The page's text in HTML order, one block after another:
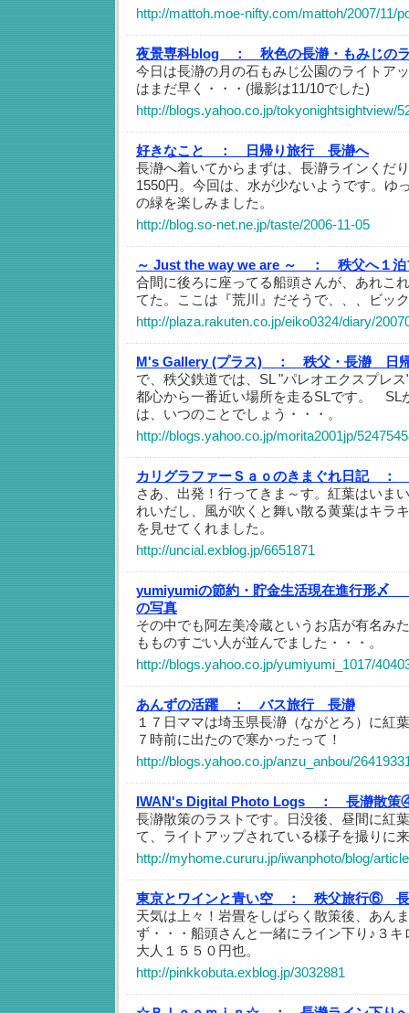
http://mattoh.moe-nifty.com/mattoh/2007/11/
夜景専科blog ：
秋色の長瀞・もみじの
今日は長瀞の月の石もみじ公園のライトア
はまだ早く・・・(撮影は11/10でした)
http://blogs.yahoo.co.jp/tokyonightsightview/
好きなこと ：
日帰り旅行 長瀞へ
長瀞へ着いてからまずは、長瀞ラインくだ
1550円。今回は、水が少ないようです。ゆ
の緑を楽しみました。
http://blog.so-net.ne.jp/taste/2006-11-05
～ Just the way we are ～ ：
秩父へ１
合間に後ろに座ってる船頭さんが、あれこ
てた。ここは『荒川』だそうで、、、ビッ
http://plaza.rakuten.co.jp/eiko0324/diary/
M's Gallery (プラス) ：
秩父・長瀞 日
で、秩父鉄道では、SL "パレオエクスプレ
都心から一番近い場所を走るSLです。 SL
は、いつのことでしょう・・・。
http://blogs.yahoo.co.jp/morita2001jp/
カリグラファーＳａｏのきまぐれ日記 ：
さあ、出発！行ってきま～す。紅葉はいま
れいだし、風が吹くと舞い散る黄葉はキラ
を見せてくれました。
http://uncial.exblog.jp/6651871
yumiyumiの節約・貯金生活現在進行形〆
の写真
その中でも阿左美冷蔵というお店が有名み
もものすごい人が並んでました・・・。
http://blogs.yahoo.co.jp/yumiyumi_1017/
あんずの活躍 ：
バス旅行 長瀞
１７日ママは埼玉県長瀞（ながとろ）に紅
７時前に出たので寒かったって！
http://blogs.yahoo.co.jp/anzu_anbou/
IWAN's Digital Photo Logs ：
長瀞散
長瀞散策のラストです。日没後、昼間に紅
て、ライトアップされている様子を撮りに
http://myhome.cururu.jp/iwanphoto/blog/
東京とワインと青い空 ：
秩父旅行⑥ 長
天気は上々！岩畳をしばらく散策後、あん
ず・・・船頭さんと一緒にライン下り♪３
大人１５５０円也。
http://pinkkobuta.exblog.jp/3032881